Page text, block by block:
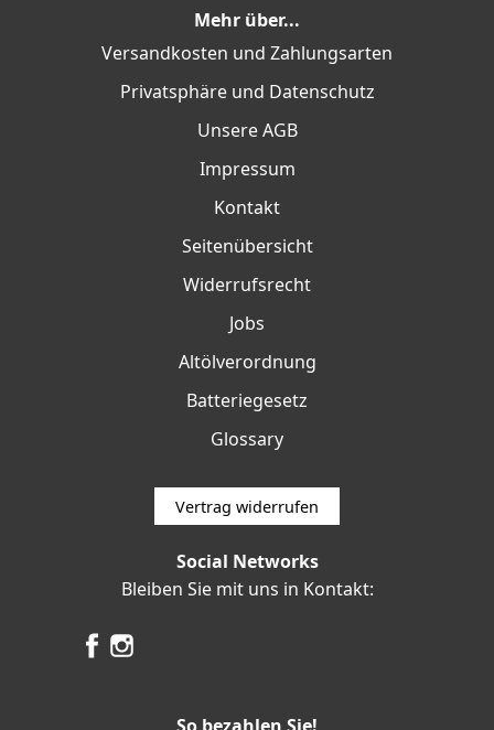
Mehr über...
Versandkosten und Zahlungsarten
Privatsphäre und Datenschutz
Unsere AGB
Impressum
Kontakt
Seitenübersicht
Widerrufsrecht
Jobs
Altölverordnung
Batteriegesetz
Glossary
Vertrag widerrufen
Social Networks
Bleiben Sie mit uns in Kontakt: